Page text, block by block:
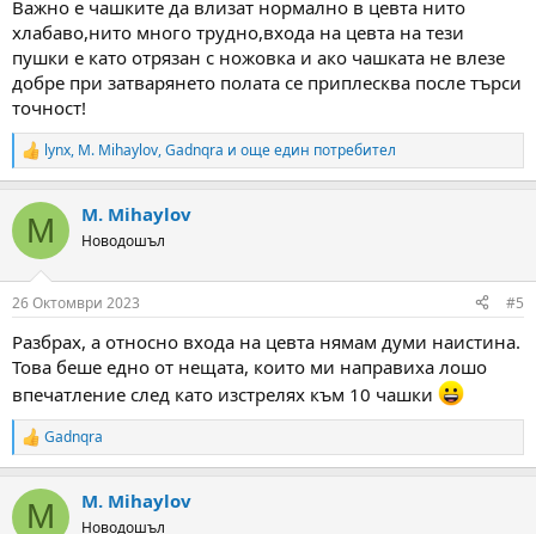
Важно е чашките да влизат нормално в цевта нито
хлабаво,нито много трудно,входа на цевта на тези
пушки е като отрязан с ножовка и ако чашката не влезе
добре при затварянето полата се приплесква после търси
точност!
R
e
c
i
s
lynx, M. Mihaylov,Gadnqra и още един потребител
M M. Mihaylov
Новодошъл
26 Октомври 2023 #5
Разбрах, а относно входа на цевта нямам думи наистина.
Това беше едно от нещата, които ми направиха лошо
впечатление след като изстрелях към 10 чашки
R
e
c
Gadnqra
M M. Mihaylov
Новодошъл